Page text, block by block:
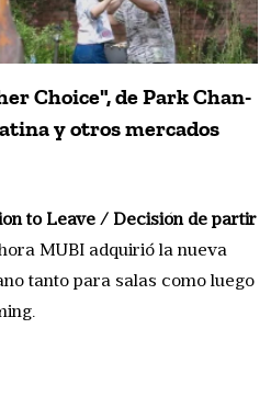
Choice", de Park Chan-
y otros mercados
to Leave / Decisión de partir
MUBI adquirió la nueva
tanto para salas como luego